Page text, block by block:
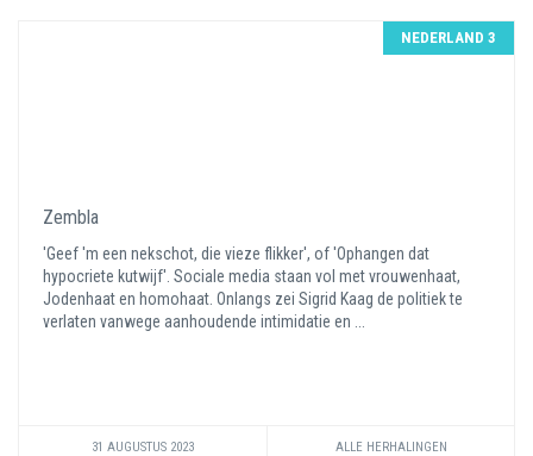
NEDERLAND 3
Zembla
'Geef 'm een nekschot, die vieze flikker', of 'Ophangen dat
hypocriete kutwijf'. Sociale media staan vol met vrouwenhaat,
Jodenhaat en homohaat. Onlangs zei Sigrid Kaag de politiek te
verlaten vanwege aanhoudende intimidatie en ...
31 AUGUSTUS 2023 ALLE HERHALINGEN